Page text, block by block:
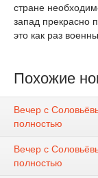
стране
запад прекрасно
это как раз
Похожие
Вечер с
полностью
Вечер с
полностью